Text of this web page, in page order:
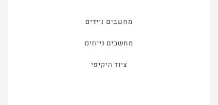
מחשבים ניידים
מחשבים נייחים
ציוד היקיפי